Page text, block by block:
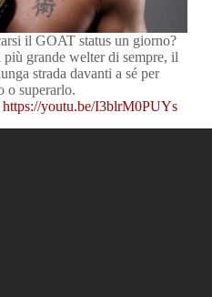
il GOAT status un giorno?
grande welter di sempre, il
strada davanti a sé per
o superarlo.
https://youtu.be/I3blrM0PUYs